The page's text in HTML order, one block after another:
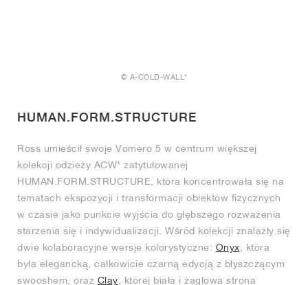
© A-COLD-WALL*
HUMAN.FORM.STRUCTURE
Ross umieścił swoje Vomero 5 w centrum większej
kolekcji odzieży ACW* zatytułowanej
HUMAN.FORM.STRUCTURE, która koncentrowała się na
tematach ekspozycji i transformacji obiektów fizycznych
w czasie jako punkcie wyjścia do głębszego rozważenia
starzenia się i indywidualizacji. Wśród kolekcji znalazły się
dwie kolaboracyjne wersje kolorystyczne: Onyx , która
była elegancką, całkowicie czarną edycją z błyszczącym
swooshem, oraz Clay , której biała i żaglowa strona